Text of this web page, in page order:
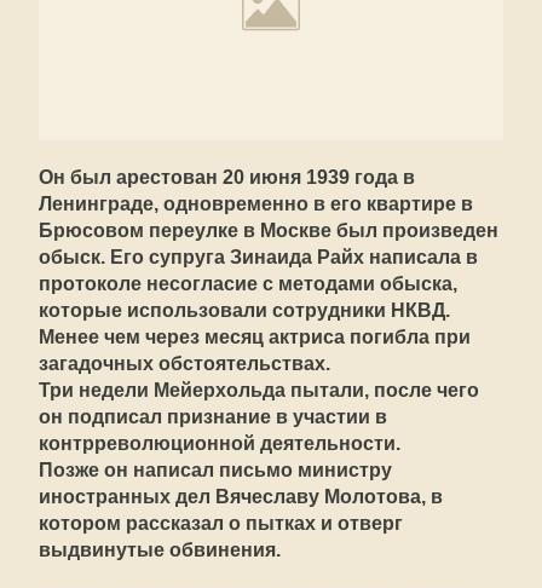
Он был арестован 20 июня 1939 года в
Ленинграде, одновременно в его квартире в
Брюсовом переулке в Москве был произведен
обыск. Его супруга Зинаида Райх написала в
протоколе несогласие с методами обыска,
которые использовали сотрудники НКВД.
Менее чем через месяц актриса погибла при
загадочных обстоятельствах.
Три недели Мейерхольда пытали, после чего
он подписал признание в участии в
контрреволюционной деятельности.
Позже он написал письмо министру
иностранных дел Вячеславу Молотова, в
котором рассказал о пытках и отверг
выдвинутые обвинения.